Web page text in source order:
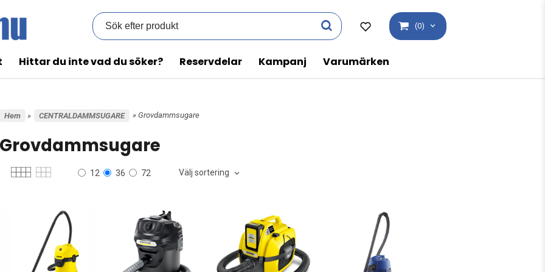
(0)
Hittar du inte vad du söker? Reservdelar Kampanj Varumärken
Hem » CENTRALDAMMSUGARE » Grovdammsugare
Grovdammsugare
12 36 72 Välj sortering